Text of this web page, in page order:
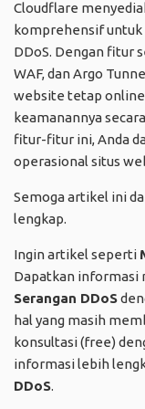
Cloudflare
komprehensif untuk
DDoS. Dengan fitur
WAF, dan Argo
website tetap
keamanannya
fitur-fitur ini, Anda
operasional situs
Semoga artikel ini
lengkap.
Ingin artikel seperti
Dapatkan informasi
Serangan DDoS
hal yang masih
konsultasi (free)
informasi lebih
DDoS.